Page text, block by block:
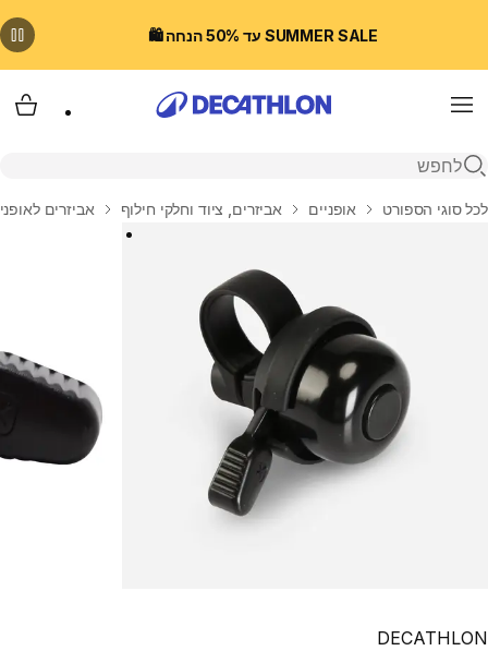
SUMMER SALE עד 50% הנחה 🛍️
Menu
פתיחת חיפוש
בית
לכל סוגי הספורט אופניים אביזרים, ציוד וחלקי חילוף אביזרים
DECATHLON